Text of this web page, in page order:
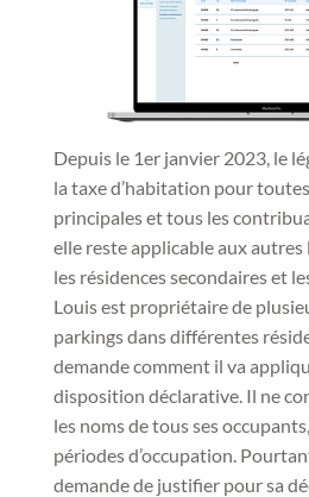
Depuis le 1er janvier 2023, le
la taxe d’habitation pour
principales et tous les
elle reste applicable aux
les résidences secondaires et
Louis est propriétaire de
parkings dans différentes
demande comment il va
disposition déclarative. Il ne
les noms de tous ses
périodes d’occupation.
demande de justifier pour sa